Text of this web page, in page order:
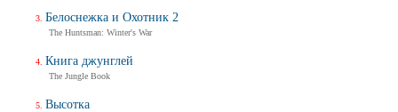
Белоснежка и Охотник 2
The Huntsman: Winter's War
Книга джунглей
The Jungle Book
Высотка